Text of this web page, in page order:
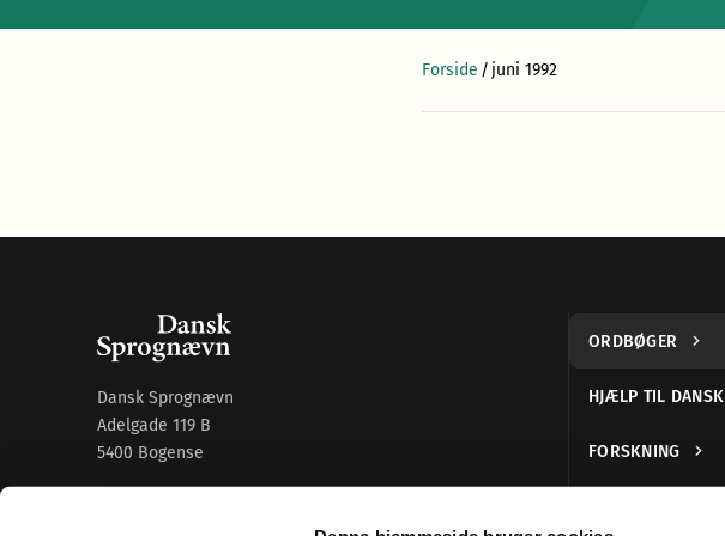
Forside / juni 1992
Dansk Sprognævn
Adelgade 119 B
5400 Bogense
ORDBØGER
HJÆLP TIL DANSK
FORSKNING